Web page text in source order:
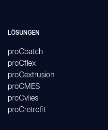
LÖSUNGEN
proCbatch
proCflex
proCextrusion
proCMES
proCvlies
proCretrofit